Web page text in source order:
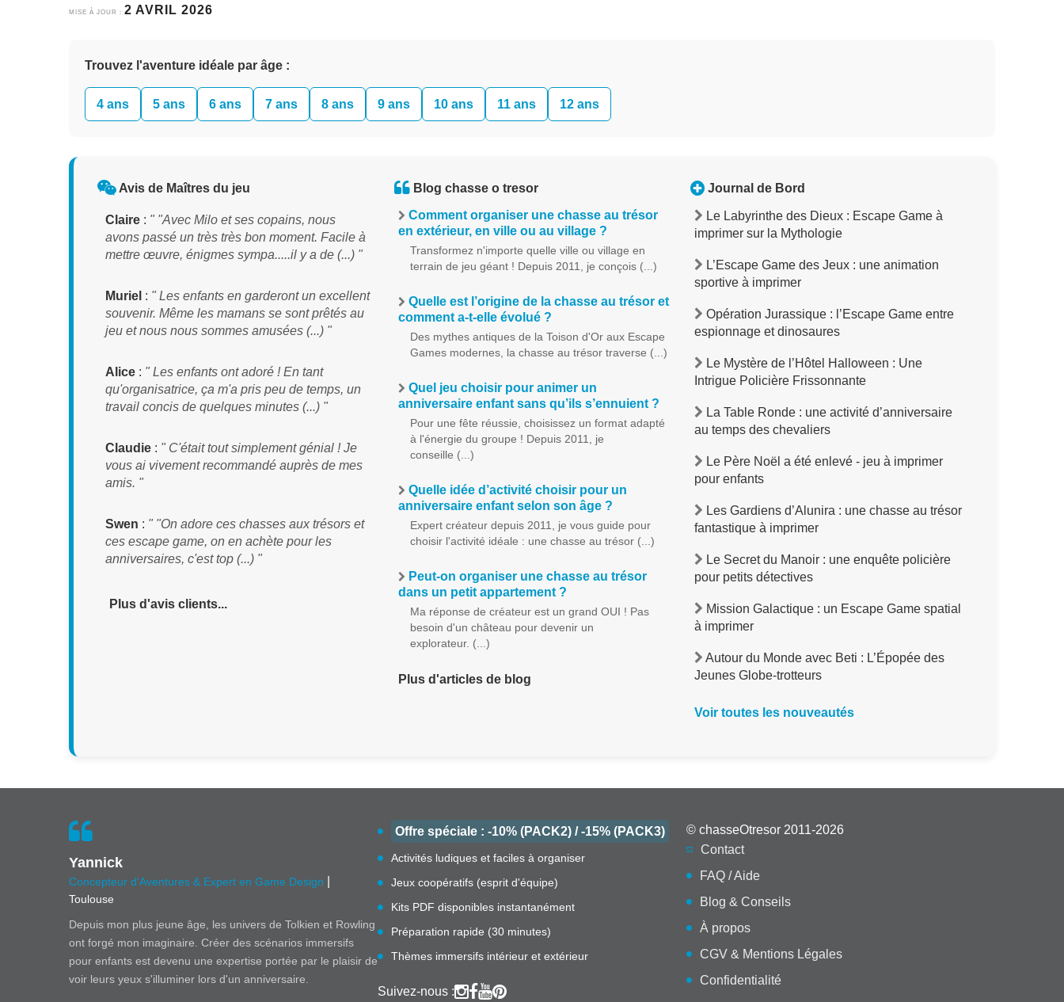
MISE À JOUR : 2 AVRIL 2026
Trouvez l'aventure idéale par âge :
4 ans 5 ans 6 ans 7 ans 8 ans 9 ans 10 ans 11 ans 12 ans
Avis de Maîtres du jeu
Claire : " "Avec Milo et ses copains, nous
avons passé un très très bon moment. Facile à
mettre œuvre, énigmes sympa.....il y a de (...) "
Muriel : " Les enfants en garderont un excellent
souvenir. Même les mamans se sont prêtés au
jeu et nous nous sommes amusées (...) "
Alice : " Les enfants ont adoré ! En tant
qu'organisatrice, ça m'a pris peu de temps, un
travail concis de quelques minutes (...) "
Claudie : " C'était tout simplement génial ! Je
vous ai vivement recommandé auprès de mes
amis. "
Swen : " "On adore ces chasses aux trésors et
ces escape game, on en achète pour les
anniversaires, c'est top (...) "
Plus d'avis clients...
Blog chasse o tresor
Comment organiser une chasse au trésor
en extérieur, en ville ou au village ?
Transformez n'importe quelle ville ou village en
terrain de jeu géant ! Depuis 2011, je conçois (...)
Quelle est l’origine de la chasse au trésor et
comment a-t-elle évolué ?
Des mythes antiques de la Toison d'Or aux Escape
Games modernes, la chasse au trésor traverse (...)
Quel jeu choisir pour animer un
anniversaire enfant sans qu’ils s’ennuient ?
Pour une fête réussie, choisissez un format adapté
à l'énergie du groupe ! Depuis 2011, je
conseille (...)
Quelle idée d’activité choisir pour un
anniversaire enfant selon son âge ?
Expert créateur depuis 2011, je vous guide pour
choisir l'activité idéale : une chasse au trésor (...)
Peut-on organiser une chasse au trésor
dans un petit appartement ?
Ma réponse de créateur est un grand OUI ! Pas
besoin d'un château pour devenir un
explorateur. (...)
Plus d'articles de blog
Journal de Bord
Le Labyrinthe des Dieux : Escape Game à
imprimer sur la Mythologie
L’Escape Game des Jeux : une animation
sportive à imprimer
Opération Jurassique : l’Escape Game entre
espionnage et dinosaures
Le Mystère de l’Hôtel Halloween : Une
Intrigue Policière Frissonnante
La Table Ronde : une activité d’anniversaire
au temps des chevaliers
Le Père Noël a été enlevé - jeu à imprimer
pour enfants
Les Gardiens d’Alunira : une chasse au trésor
fantastique à imprimer
Le Secret du Manoir : une enquête policière
pour petits détectives
Mission Galactique : un Escape Game spatial
à imprimer
Autour du Monde avec Beti : L’Épopée des
Jeunes Globe-trotteurs
Voir toutes les nouveautés
Yannick
Concepteur d'Aventures & Expert en Game Design
Toulouse
Depuis mon plus jeune âge, les univers de Tolkien et Rowling
ont forgé mon imaginaire. Créer des scénarios immersifs
pour enfants est devenu une expertise portée par le plaisir de
voir leurs yeux s'illuminer lors d'un anniversaire.
Offre spéciale : -10% (PACK2) / -15% (PACK3)
Activités ludiques et faciles à organiser
Jeux coopératifs (esprit d'équipe)
Kits PDF disponibles instantanément
Préparation rapide (30 minutes)
Thèmes immersifs intérieur et extérieur
Suivez-nous :
© chasseOtresor 2011-2026
Contact
FAQ / Aide
Blog & Conseils
À propos
CGV & Mentions Légales
Confidentialité